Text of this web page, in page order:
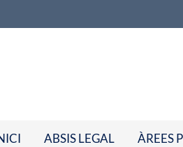
ABSIS LEGAL ÀREES